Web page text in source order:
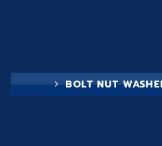
BOLT NUT